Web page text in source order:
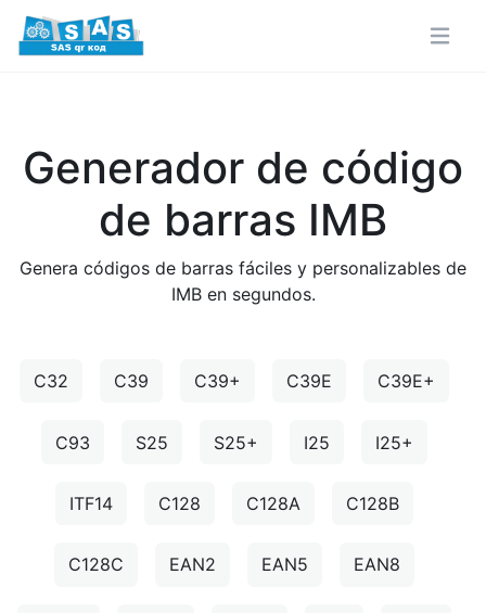
Generador de código
de barras IMB
Genera códigos de barras fáciles y personalizables de
IMB en segundos.
C32 C39 C39+ C39E C39E+
C93 S25 S25+ I25 I25+
ITF14 C128 C128A C128B
C128C EAN2 EAN5 EAN8